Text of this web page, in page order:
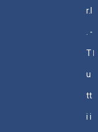
r.l
. -
T
u
tt
i i